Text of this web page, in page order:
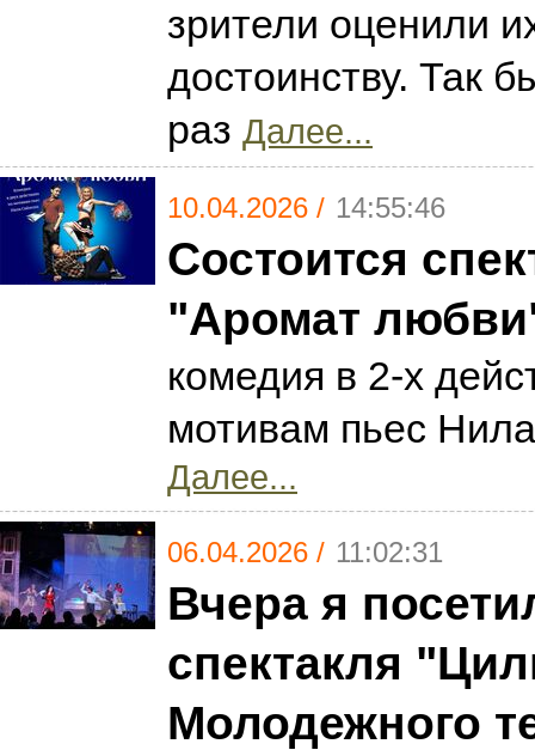
зрители оценили
достоинству. Так
раз Далее...
10.04.2026 / 14:55:46
Состоится
"Аромат
комедия в 2-х
мотивам пьес
Далее...
06.04.2026 / 11:02:31
Вчера я
спектакля
Молодежного